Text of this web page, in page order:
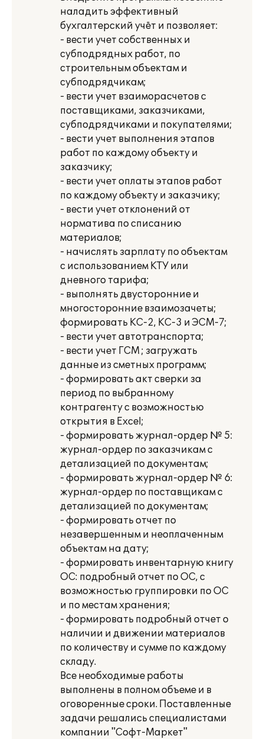
наладить эффективный
бухгалтерский учёт и позволяет:
- вести учет собственных и
субподрядных работ, по
строительным объектам и
субподрядчикам;
- вести учет взаиморасчетов с
поставщиками, заказчиками,
субподрядчиками и покупателями;
- вести учет выполнения этапов
работ по каждому объекту и
заказчику;
- вести учет оплаты этапов работ
по каждому объекту и заказчику;
- вести учет отклонений от
норматива по списанию
материалов;
- начислять зарплату по объектам
с использованием КТУ или
дневного тарифа;
- выполнять двусторонние и
многосторонние взаимозачеты;
формировать КС-2, КС-3 и ЭСМ-7;
- вести учет автотранспорта;
- вести учет ГСМ ; загружать
данные из сметных программ;
- формировать акт сверки за
период по выбранному
контрагенту с возможностью
открытия в Excel;
- формировать журнал-ордер № 5:
журнал-ордер по заказчикам с
детализацией по документам;
- формировать журнал-ордер № 6:
журнал-ордер по поставщикам с
детализацией по документам;
- формировать отчет по
незавершенным и неоплаченным
объектам на дату;
- формировать инвентарную книгу
ОС: подробный отчет по ОС, с
возможностью группировки по ОС
и по местам хранения;
- формировать подробный отчет о
наличии и движении материалов
по количеству и сумме по каждому
складу.
Все необходимые работы
выполнены в полном объеме и в
оговоренные сроки. Поставленные
задачи решались специалистами
компании "Софт-Маркет"